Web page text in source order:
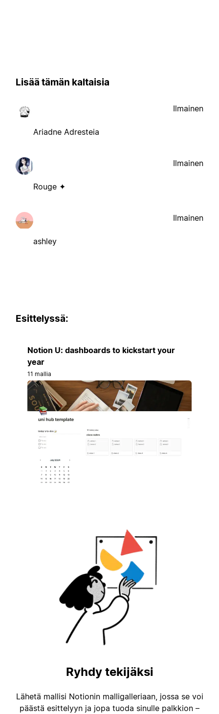
Lisää tämän kaltaisia
Ariadne Adresteia
Ilmainen
Rouge ✦
Ilmainen
ashley
Ilmainen
Esittelyssä:
Notion U: dashboards to kickstart your
year
11 mallia
Ryhdy tekijäksi
Lähetä mallisi Notionin malligalleriaan, jossa se voi
päästä esittelyyn ja jopa tuoda sinulle palkkion –